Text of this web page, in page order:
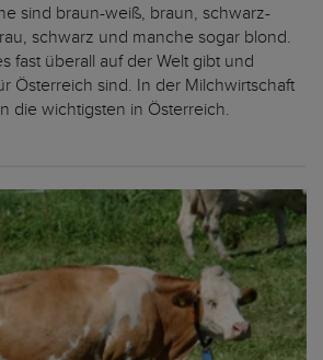
sind braun-weiß, braun, schwarz-
schwarz und manche sogar blond.
fast überall auf der Welt gibt und
Österreich sind. In der Milchwirtschaft
die wichtigsten in Österreich.